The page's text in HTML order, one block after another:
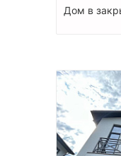
Дом в